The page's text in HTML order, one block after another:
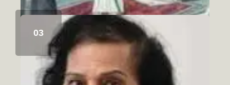
ਸਿੱਖ ਇਤਿਹਾਸ ਅਤੇ ਚਾਬੀਆਂ ਦਾ ਮੋਰਚਾ
August 6, 2026